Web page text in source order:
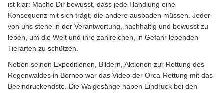
ist klar: Mache Dir bewusst, dass jede Handlung eine
Konsequenz mit sich trägt, die andere ausbaden müssen. Jeder
von uns stehe in der Verantwortung, nachhaltig und bewusst zu
leben, um die Welt und ihre zahlreichen, in Gefahr lebenden
Tierarten zu schützen.
Neben seinen Expeditionen, Bildern, Aktionen zur Rettung des
Regenwaldes in Borneo war das Video der Orca-Rettung mit das
Beeindruckendste. Die Walgesänge haben Eindruck bei den